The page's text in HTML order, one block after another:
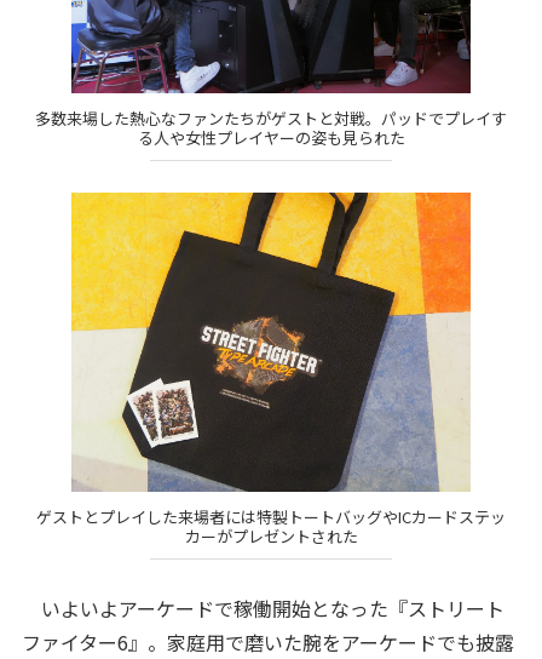
多数来場した熱心なファンたちがゲストと対戦。パッドでプレイす
る人や女性プレイヤーの姿も見られた
ゲストとプレイした来場者には特製トートバッグやICカードステッ
カーがプレゼントされた
いよいよアーケードで稼働開始となった『ストリート
ファイター6』。家庭用で磨いた腕をアーケードでも披露